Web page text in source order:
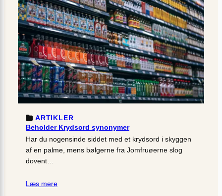
ARTIKLER
Beholder Krydsord synonymer
Har du nogensinde siddet med et krydsord i skyggen
af en palme, mens bølgerne fra Jomfruøerne slog
dovent…
Læs mere